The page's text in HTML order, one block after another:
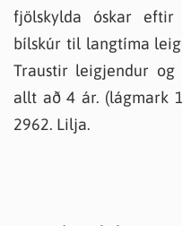
fjölskylda óskar eftir
bílskúr til langtíma
Traustir leigjendur og
allt að 4 ár. (lágmark
2962. Lilja.